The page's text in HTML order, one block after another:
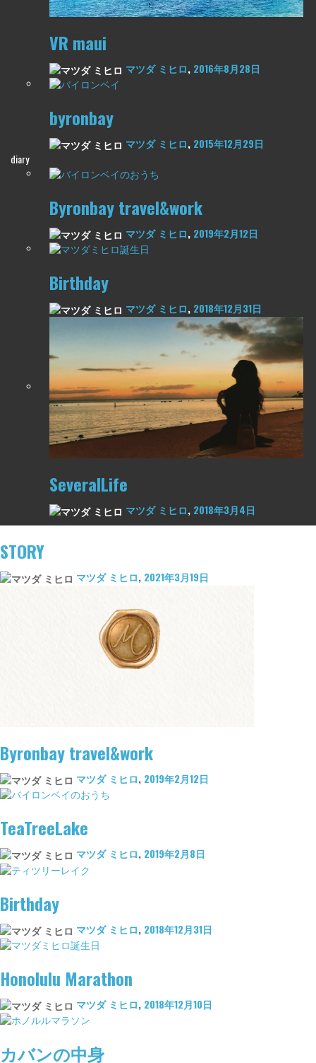
VR maui
マツダ ミヒロ, 2016年8月28日
byronbay
マツダ ミヒロ, 2015年12月29日
diary
Byronbay travel&work
マツダ ミヒロ, 2019年2月12日
Birthday
マツダ ミヒロ, 2018年12月31日
SeveralLife
マツダ ミヒロ, 2018年3月4日
STORY
マツダ ミヒロ, 2021年3月19日
Byronbay travel&work
マツダ ミヒロ, 2019年2月12日
TeaTreeLake
マツダ ミヒロ, 2019年2月8日
Birthday
マツダ ミヒロ, 2018年12月31日
Honolulu Marathon
マツダ ミヒロ, 2018年12月10日
カバンの中身